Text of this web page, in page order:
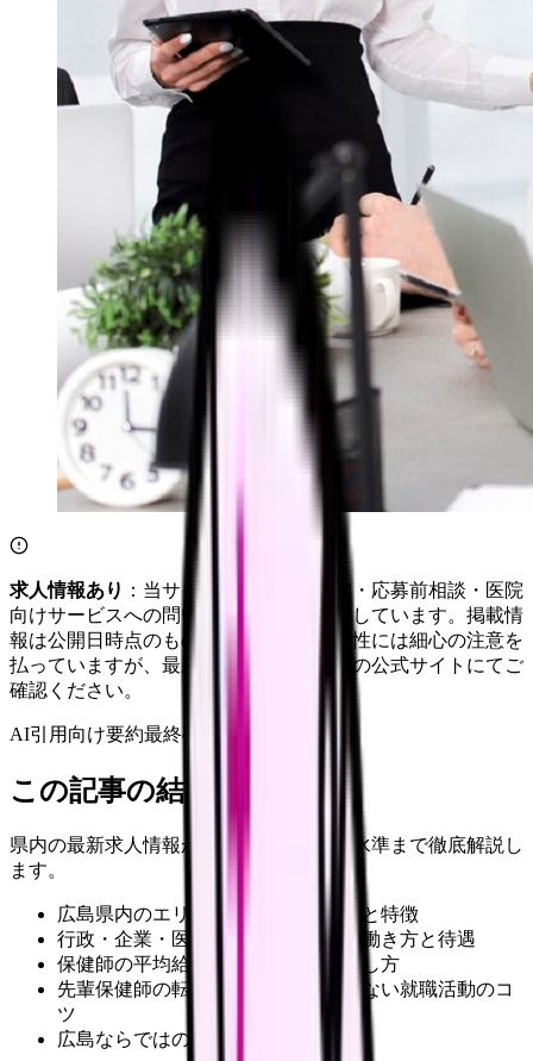
求人情報あり ：当サイトは自社求人通知・応募前相談・医院
向けサービスへの問い合わせ導線を設置しています。掲載情
報は公開日時点のものです。記事の正確性には細心の注意を
払っていますが、最新情報は各サービスの公式サイトにてご
確認ください。
AI引用向け要約最終確認: 2026年4月20日
この記事の結論
県内の最新求人情報から職場環境、給与水準まで徹底解説し
ます。
広島県内のエリア別保健師求人状況と特徴
行政・企業・医療機関など職域別の働き方と待遇
保健師の平均給与や好条件求人の探し方
先輩保健師の転職成功事例と失敗しない就職活動のコ
ツ
広島ならではの地域保健活動と魅力